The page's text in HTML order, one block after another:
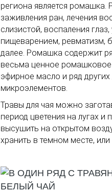
региона является
заживления ран, лечения
слизистой, воспаления
пищеварением, ревматизм,
далее. Ромашка содержит
весьма ценное ромашковое
эфирное масло и ряд
микроэлементов.
Травы для чая можно
период цветения на лугах
высушить на открытом
хранить в темном месте,